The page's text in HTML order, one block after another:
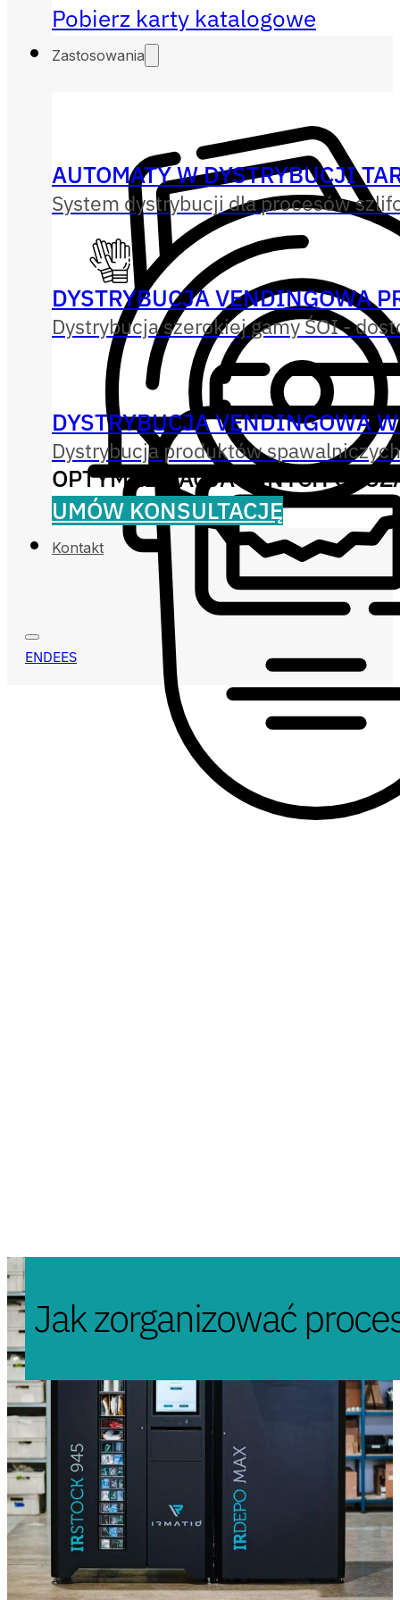
Pobierz karty katalogowe
Zastosowania
AUTOMATY W DYSTRYBUCJI
System dystrybucji dla procesów
DYSTRYBUCJA VENDINGOWA
Dystrybucja szerokiej gamy ŚOI -
DYSTRYBUCJA VENDINGOWA
Dystrybucja produktów
OPTYMALIZACJA INNYCH
UMÓW KONSULTACJĘ
Kontakt
ENDEES
Jak zorganizować